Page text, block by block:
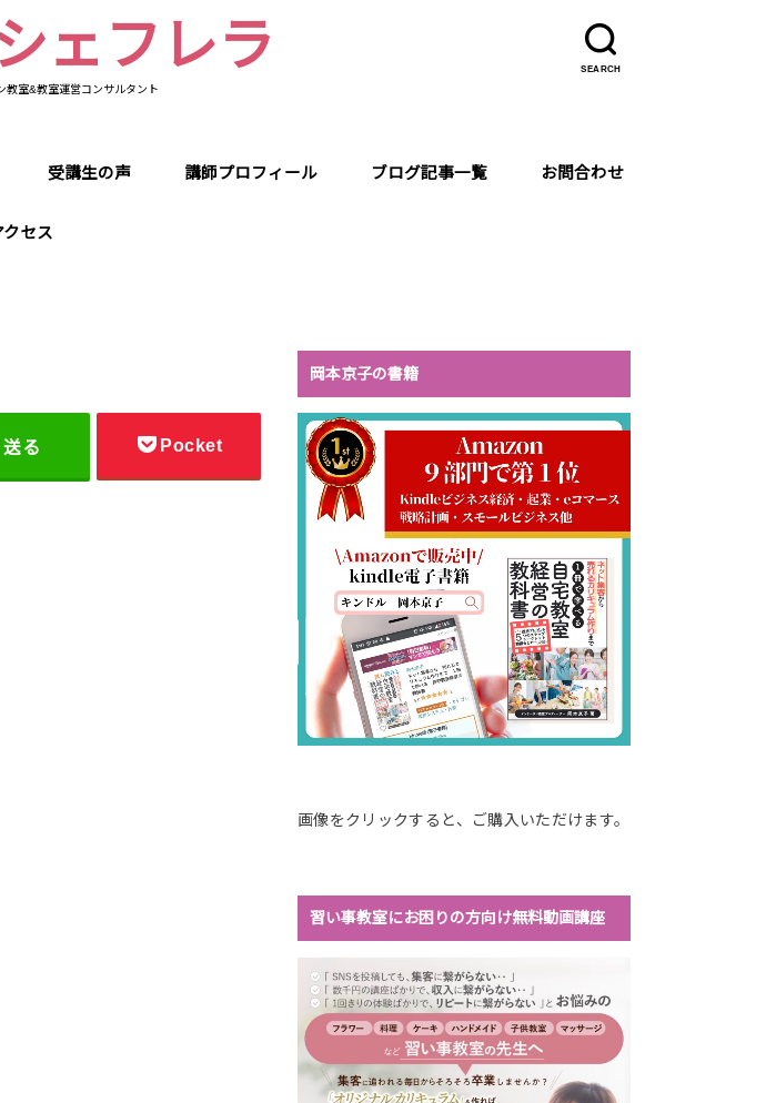
SEARCH
ェフレラ
教室&教室運営コンサルタント
受講生の声 講師プロフィール ブログ記事一覧 お問合わせ
クセス
送る Pocket
岡本京子の書籍
画像をクリックすると、ご購入いただけます。
習い事教室にお困りの方向け無料動画講座